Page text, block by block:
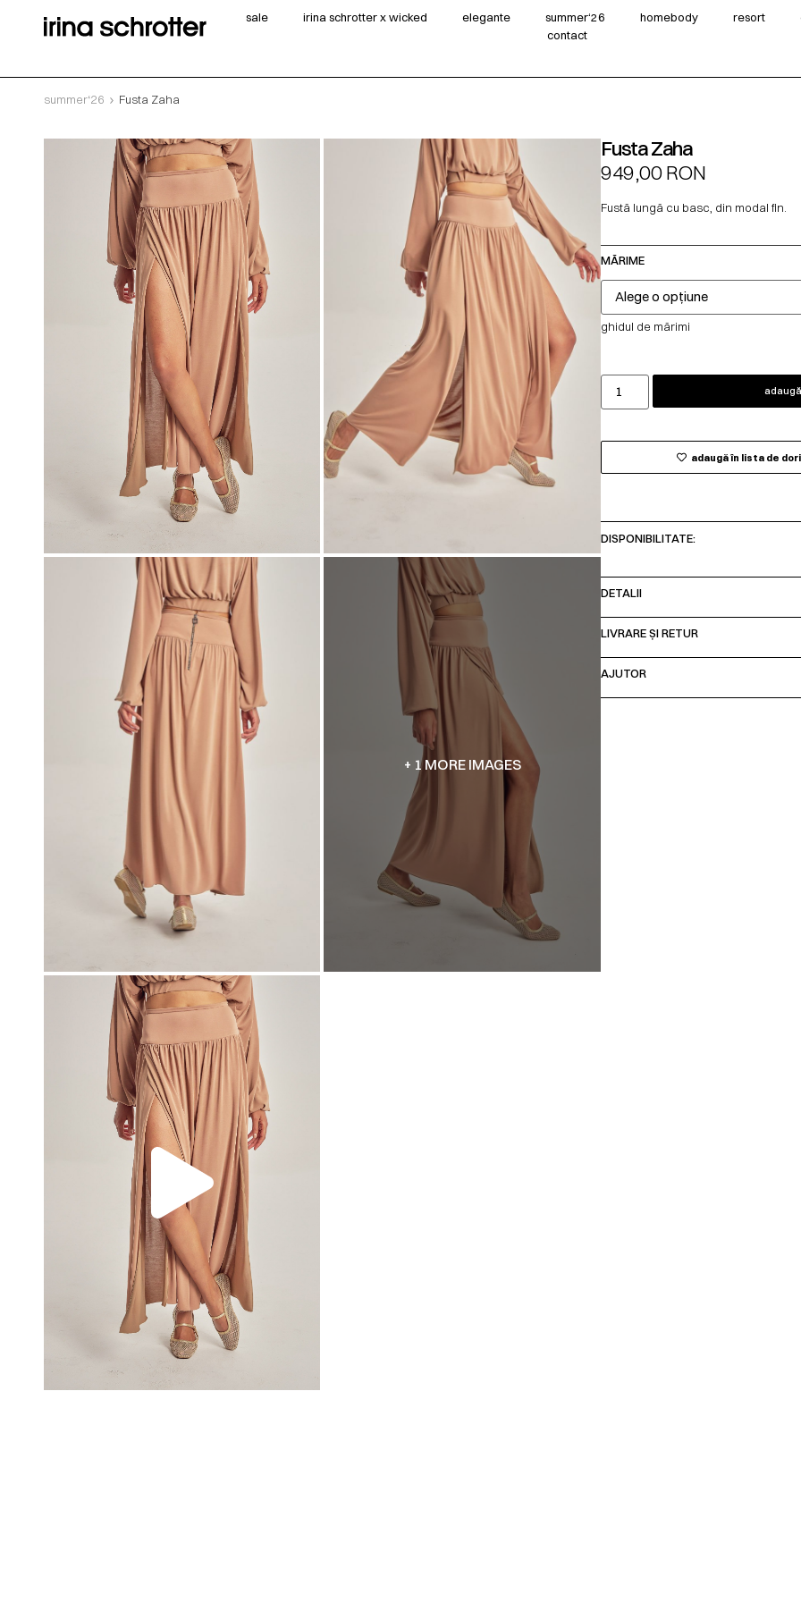
sale irina schrotter x wicked elegante summer‘26 homebody resort
contact
summer‘26 Fusta Zaha
+ 1 MORE IMAGES
00:00
Fusta Zaha
949,00RON
Fustă lungă cu basc, din modal fin.
MĂRIME
ghidul de mărimi
adaugă în lista de
DISPONIBILITATE:
DETALII
LIVRARE ȘI RETUR
AJUTOR